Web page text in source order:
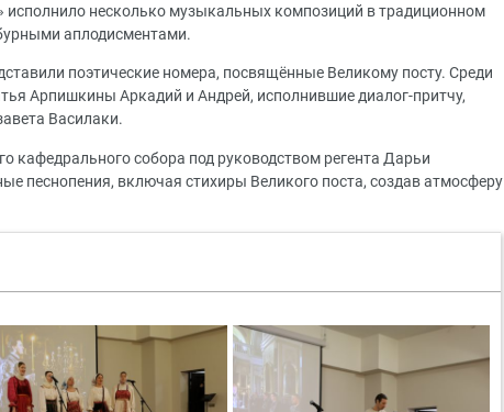
исполнило несколько музыкальных композиций в традиционном
аплодисментами.
поэтические номера, посвящённые Великому посту. Среди
Арпишкины Аркадий и Андрей, исполнившие диалог-притчу,
Василаки.
кафедрального собора под руководством регента Дарьи
песнопения, включая стихиры Великого поста, создав атмосферу